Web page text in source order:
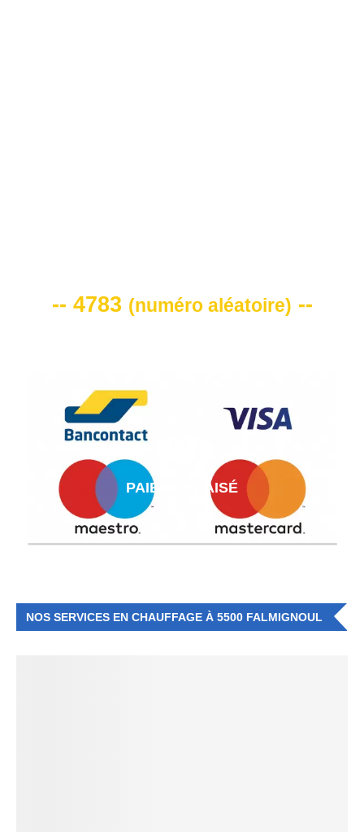
-- 4783 (numéro aléatoire) --
PAIEMENT AISÉ
NOS SERVICES EN CHAUFFAGE À 5500 FALMIGNOUL